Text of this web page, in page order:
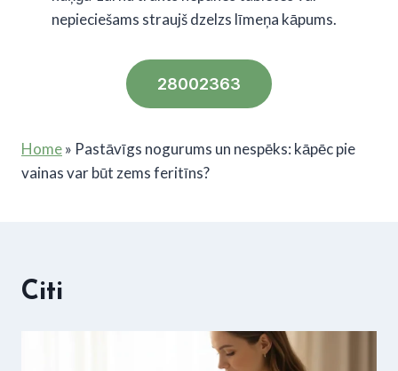
nepieciešams straujš dzelzs līmeņa kāpums.
28002363
Home» Pastāvīgs nogurums un nespēks: kāpēc pie
vainas var būt zems feritīns?
Citi